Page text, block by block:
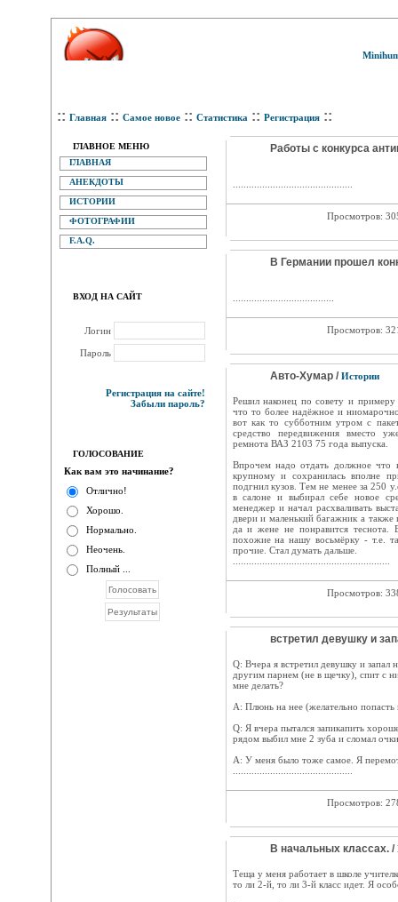
:: Главная :: Самое новое :: Статистика :: Регистрация ::
ГЛАВНОЕ МЕНЮ
ГЛАВНАЯ
АНЕКДОТЫ
ИСТОРИИ
ФОТОГРАФИИ
F.A.Q.
ВХОД НА САЙТ
Логин
Пароль
Регистрация на сайте!
Забыли пароль?
ГОЛОСОВАНИЕ
Как вам это начинание?
Отлично!
Хорошо.
Нормально.
Неочень.
Полный ...
Работы с конкурса
Просмотров:
В Германии прошел
Просмотров:
Авто-Хумар / Истории
Решил наконец по совету и примеру
что то более надёжное и
вот как то субботним утром с
средство передвижения вместо
ремнота ВАЗ 2103 75 года выпуска.
Впрочем надо отдать должное что
крупному и сохранилась вполне
подгнил кузов. Тем не менее за 250
в салоне и выбирал себе новое
менеджер и начал расхваливать
двери и маленький багажник а
да и жене не понравится теснота.
похожие на нашу восьмёрку - т.е.
прочие. Стал думать дальше.
Просмотров:
встретил девушку и
Q: Вчера я встретил девушку и запал
другим парнем (не в щечку), спит с
мне делать?
A: Плюнь на нее (желательно попасть
Q: Я вчера пытался запикапить
рядом выбил мне 2 зуба и сломал
A: У меня было тоже самое. Я
Просмотров:
В начальных классах. /
Теща у меня работает в школе
то ли 2-й, то ли 3-й класс идет. Я